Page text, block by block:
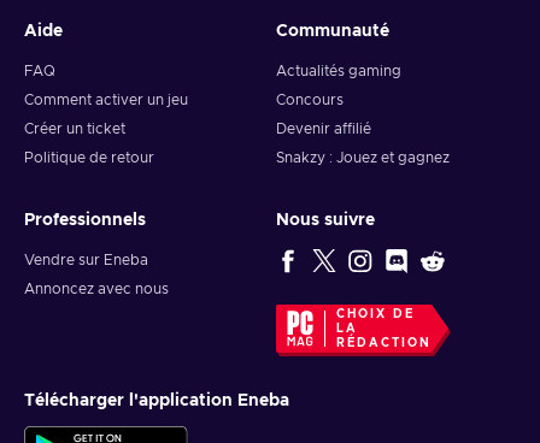
Aide
FAQ
Comment activer un jeu
Créer un ticket
Politique de retour
Communauté
Actualités gaming
Concours
Devenir affilié
Snakzy : Jouez et gagnez
Professionnels
Vendre sur Eneba
Annoncez avec nous
Nous suivre
CHOIX DE
LA
RÉDACTION
Télécharger l'application Eneba